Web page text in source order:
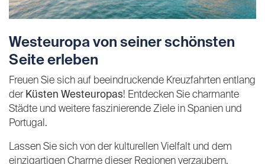
Westeuropa von seiner schönsten
Seite erleben
Freuen Sie sich auf beeindruckende Kreuzfahrten entlang
der Küsten Westeuropas! Entdecken Sie charmante
Städte und weitere faszinierende Ziele in Spanien und
Portugal.
Lassen Sie sich von der kulturellen Vielfalt und dem
einzigartigen Charme dieser Regionen verzaubern,